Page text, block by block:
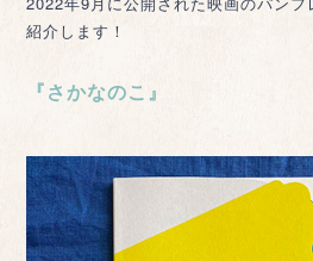
紹介します！
『さかなのこ』